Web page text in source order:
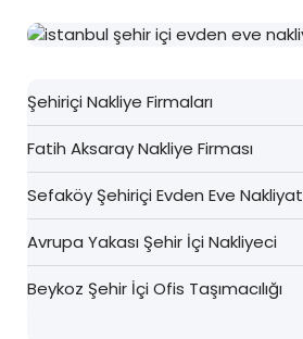
Şehiriçi Nakliye Firmaları
Fatih Aksaray Nakliye Firması
Sefaköy Şehiriçi Evden Eve Nakliyat
Avrupa Yakası Şehir İçi Nakliyeci
Beykoz Şehir İçi Ofis Taşımacılığı